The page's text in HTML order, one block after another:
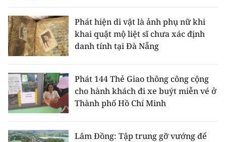
Phát hiện di vật là ảnh phụ nữ khi
khai quật mộ liệt sĩ chưa xác định
danh tính tại Đà Nẵng
Phát 144 Thẻ Giao thông công cộng
cho hành khách đi xe buýt miễn vé ở
Thành phố Hồ Chí Minh
Lâm Đồng: Tập trung gỡ vướng để